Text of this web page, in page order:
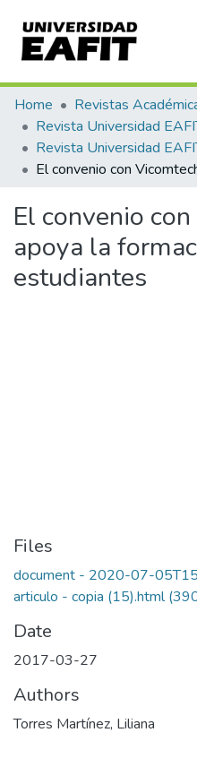
Communities & Collections
All of DSpace
Statistics
Home
Revistas
Revista Universidad
El convenio
apoya la
estudiantes
Files
document - 2020-07-
articulo - copia (15).html
Date
2017-03-27
Authors
Torres Martínez, Liliana